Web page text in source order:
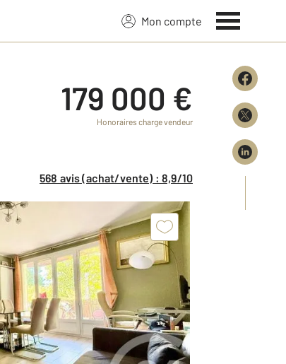
Mon compte
179 000 €
Honoraires charge vendeur
568 avis (achat/vente) : 8,9/10